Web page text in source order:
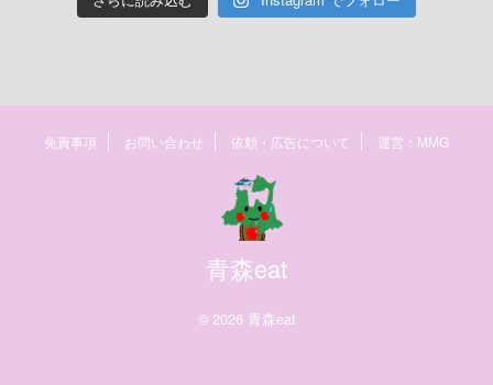
免責事項 お問い合わせ 依頼・広告について 運営：MMG
青森eat
© 2026 青森eat